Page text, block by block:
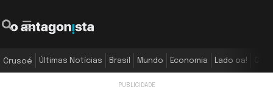
Crusoé Últimas Notícias Brasil Mundo Economia Lado oa!